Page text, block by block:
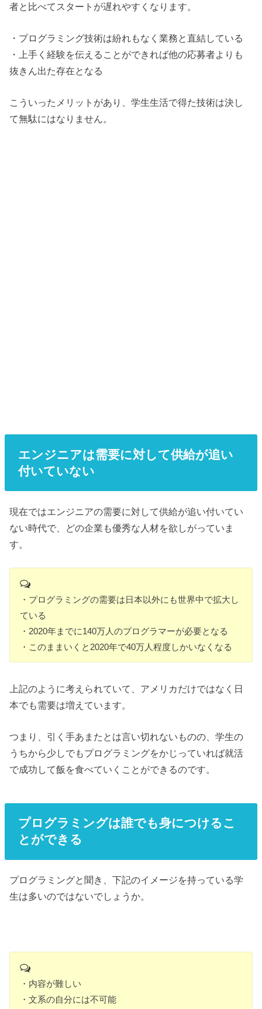
者と比べてスタートが遅れやすくなります。
・プログラミング技術は紛れもなく業務と直結している
・上手く経験を伝えることができれば他の応募者よりも
抜きん出た存在となる
こういったメリットがあり、学生生活で得た技術は決し
て無駄にはなりません。
エンジニアは需要に対して供給が追い
付いていない
現在ではエンジニアの需要に対して供給が追い付いてい
ない時代で、どの企業も優秀な人材を欲しがっていま
す。
・プログラミングの需要は日本以外にも世界中で拡大し
ている
・2020年までに140万人のプログラマーが必要となる
・このままいくと2020年で40万人程度しかいなくなる
上記のように考えられていて、アメリカだけではなく日
本でも需要は増えています。
つまり、引く手あまたとは言い切れないものの、学生の
うちから少しでもプログラミングをかじっていれば就活
で成功して飯を食べていくことができるのです。
プログラミングは誰でも身につけるこ
とができる
プログラミングと聞き、下記のイメージを持っている学
生は多いのではないでしょうか。
・内容が難しい
・文系の自分には不可能